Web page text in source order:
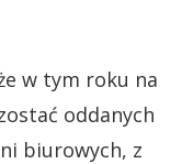
w tym roku na
oddanych
biurowych, z